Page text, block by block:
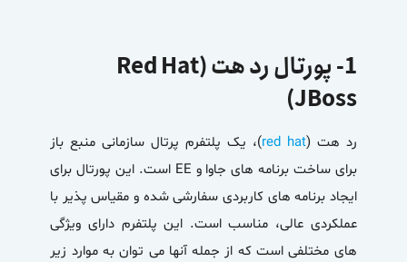
1- پورتال رد هت (Red Hat
JBoss)
رد هت (red hat)، یک پلتفرم پرتال سازمانی منبع باز
برای ساخت برنامه های جاوا و EE است. این پورتال برای
ایجاد برنامه های کاربردی سفارشی شده و مقیاس پذیر با
عملکردی عالی، مناسب است. این پلتفرم دارای ویژگی
های مختلفی است که از جمله آنها می توان به موارد زیر